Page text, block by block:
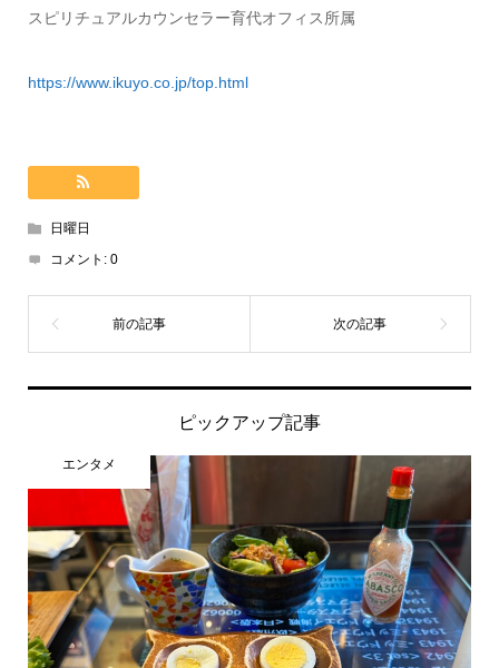
スピリチュアルカウンセラー育代オフィス所属
https://www.ikuyo.co.jp/top.html
日曜日
コメント: 0
ピックアップ記事
エンタメ